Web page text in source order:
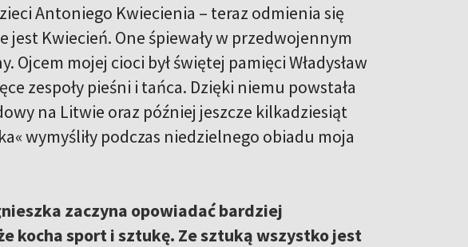
Antoniego Kwiecienia – teraz odmienia się
Kwiecień. One śpiewały w przedwojennym
Ojcem mojej cioci był świętej pamięci Władysław
zespoły pieśni i tańca. Dzięki niemu powstała
na Litwie oraz później jeszcze kilkadziesiąt
wymyśliły podczas niedzielnego obiadu moja
zaczyna opowiadać bardziej
kocha sport i sztukę. Ze sztuką wszystko jest